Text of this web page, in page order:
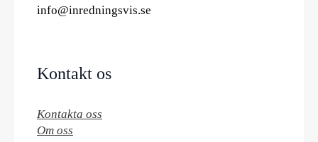
info@inredningsvis.se
Kontakt os
Kontakta oss
Om oss